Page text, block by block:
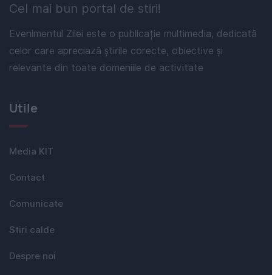
Cel mai bun portal de stiri!
Evenimentul Zilei este o publicație multimedia, dedicată
celor care apreciază știrile corecte, obiective și
relevante din toate domeniile de activitate
Utile
Media KIT
Contact
Comunicate
Stiri calde
Despre noi